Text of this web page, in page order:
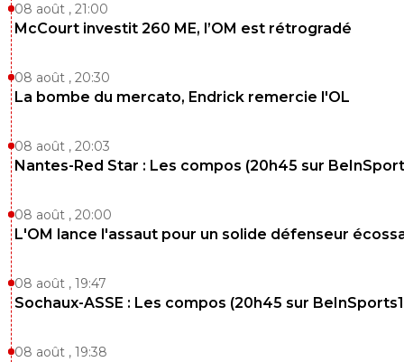
08 août , 21:00
McCourt investit 260 ME, l’OM est rétrogradé
08 août , 20:30
La bombe du mercato, Endrick remercie l'OL
08 août , 20:03
Nantes-Red Star : Les compos (20h45 sur
08 août , 20:00
L'OM lance l'assaut pour un solide défenseur
08 août , 19:47
Sochaux-ASSE : Les compos (20h45 sur
08 août , 19:38